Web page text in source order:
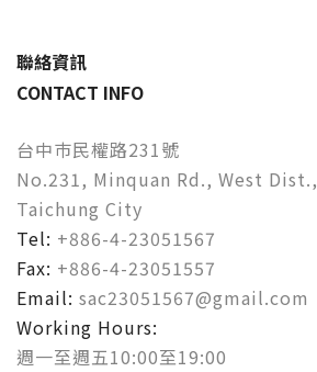
聯絡資訊
CONTACT INFO
台中巿民權路231號
No.231, Minquan Rd., West Dist.,
Taichung City
Tel: +886-4-23051567
Fax: +886-4-23051557
Email: sac23051567@gmail.com
Working Hours:
週一至週五10:00至19:00